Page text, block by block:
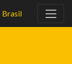
Brasil